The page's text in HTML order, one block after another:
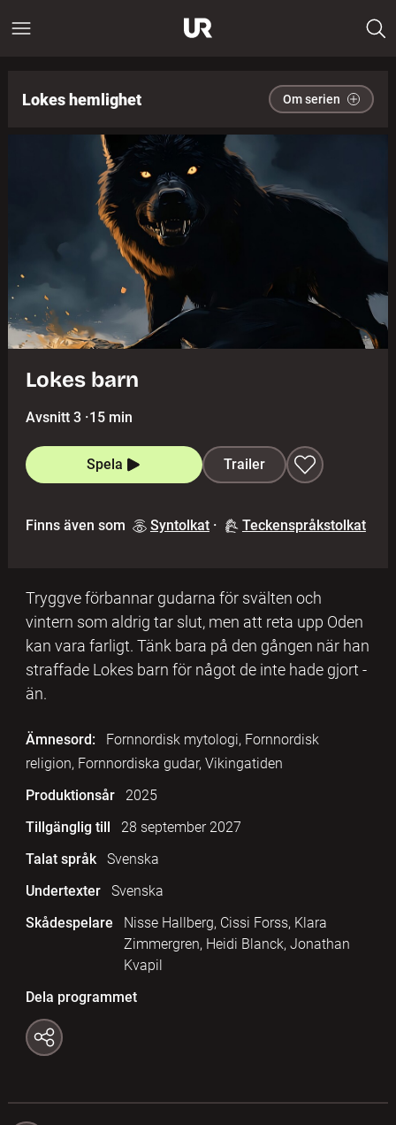
Lokes hemlighet Om serien
Lokes barn
Avsnitt 3 ·15 min
Spela Trailer
Finns även som Syntolkat · Teckenspråkstolkat
Tryggve förbannar gudarna för svälten och
vintern som aldrig tar slut, men att reta upp Oden
kan vara farligt. Tänk bara på den gången när han
straffade Lokes barn för något de inte hade gjort -
än.
Ämnesord:
Fornnordisk mytologi, Fornnordisk
religion, Fornnordiska gudar, Vikingatiden
Produktionsår
2025
Tillgänglig till
28 september 2027
Talat språk
Svenska
Undertexter
Svenska
Skådespelare
Nisse Hallberg, Cissi Forss, Klara
Zimmergren, Heidi Blanck, Jonathan
Kvapil
Dela programmet